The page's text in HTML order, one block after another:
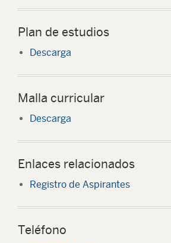
Plan de estudios
Descarga
Malla curricular
Descarga
Enlaces relacionados
Registro de Aspirantes
Teléfono